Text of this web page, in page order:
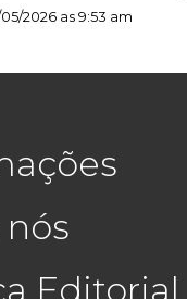
05/2026 as 9:53 am
nós
Editorial